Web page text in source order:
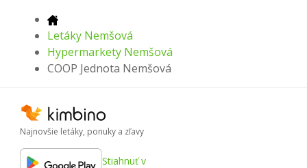
Letáky Nemšová
Hypermarkety Nemšová
COOP Jednota Nemšová
Najnovšie letáky, ponuky a zľavy
Stiahnuť v